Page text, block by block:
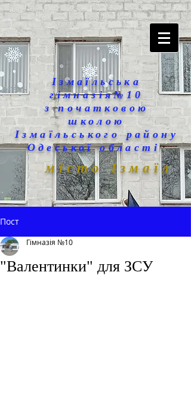
Ізмаїльська
гімназія№10
з початковою
школою
Ізмаїльського району
Одеської області
місто Ізмаїл
Пост
"Валентинки" для ЗСУ
Гімназія №10